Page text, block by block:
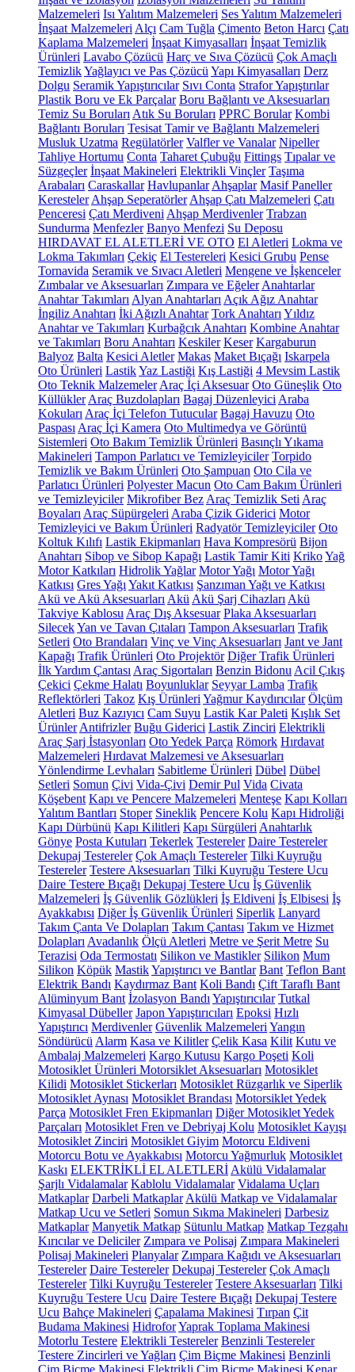
Malzemeleri Isı Yalıtım Malzemeleri Ses Yalıtım Malzemeleri
İnşaat Malzemeleri Alçı Cam Tuğla Çimento Beton Harcı Çatı
Kaplama Malzemeleri İnşaat Kimyasalları İnşaat Temizlik
Ürünleri Lavabo Çözücü Harç ve Sıva Çözücü Çok Amaçlı
TemizlikYağlayıcı ve Pas Çözücü Yapı Kimyasalları Derz
Dolgu Seramik Yapıştırıcılar Sıvı Conta Strafor Yapıştırılar
Plastik Boru ve Ek Parçalar Boru Bağlantı ve Aksesuarları
Temiz Su Boruları Atık Su Boruları PPRC Borular Kombi
Bağlantı Boruları Tesisat Tamir ve Bağlantı Malzemeleri
Musluk Uzatma Regülatörler Valfler ve Vanalar Nipeller
Tahliye Hortumu Conta Taharet Çubuğu Fittings Tıpalar ve
Süzgeçler İnşaat Makineleri Elektrikli Vinçler Taşıma
Arabaları Caraskallar Havlupanlar Ahşaplar Masif Paneller
Keresteler Ahşap Seperatörler Ahşap Çatı Malzemeleri Çatı
Penceresi Çatı Merdiveni Ahşap Merdivenler Trabzan
Sundurma Menfezler Banyo Menfezi Su Deposu
HIRDAVAT EL ALETLERİ VE OTO El Aletleri Lokma ve
Lokma Takımları Çekiç El Testereleri Kesici Grubu Pense
Tornavida Seramik ve Sıvacı Aletleri Mengene ve İşkenceler
Zımbalar ve Aksesuarları Zımpara ve Eğeler Anahtarlar
Anahtar Takımları Alyan Anahtarları Açık Ağız Anahtar
İngiliz Anahtarı İki Ağızlı Anahtar Tork Anahtarı Yıldız
Anahtar ve Takımları Kurbağcık Anahtarı Kombine Anahtar
ve Takımları Boru Anahtarı Keskiler Keser Kargaburun
Balyoz Balta Kesici Aletler Makas Maket Bıçağı Iskarpela
Oto Ürünleri LastikYaz Lastiği Kış Lastiği 4 Mevsim Lastik
Oto Teknik Malzemeler Araç İçi Aksesuar Oto Güneşlik Oto
Küllükler Araç Buzdolapları Bagaj Düzenleyici Araba
Kokuları Araç İçi Telefon Tutucular Bagaj Havuzu Oto
Paspası Araç İçi Kamera Oto Multimedya ve Görüntü
Sistemleri Oto Bakım Temizlik Ürünleri Basınçlı Yıkama
Makineleri Tampon Parlatıcı ve Temizleyiciler Torpido
Temizlik ve Bakım Ürünleri Oto Şampuan Oto Cila ve
Parlatıcı Ürünleri Polyester Macun Oto Cam Bakım Ürünleri
ve Temizleyiciler Mikrofiber Bez Araç Temizlik Seti Araç
Boyaları Araç Süpürgeleri Araba Çizik Giderici Motor
Temizleyici ve Bakım Ürünleri Radyatör Temizleyiciler Oto
Koltuk Kılıfı Lastik Ekipmanları Hava Kompresörü Bijon
Anahtarı Sibop ve Sibop Kapağı Lastik Tamir Kiti KrikoYağ
Motor Katkıları Hidrolik Yağlar Motor Yağı Motor Yağı
Katkısı Gres Yağı Yakıt Katkısı Şanzıman Yağı ve Katkısı
Akü ve Akü Aksesuarları Akü Akü Şarj Cihazları Akü
Takviye Kablosu Araç Dış Aksesuar Plaka Aksesuarları
SilecekYan ve Tavan Çıtaları Tampon Aksesuarları Trafik
Setleri Oto Brandaları Vinç ve Vinç Aksesuarları Jant ve Jant
Kapağı Trafik Ürünleri Oto Projektör Diğer Trafik Ürünleri
İlk Yardım Çantası Araç Sigortaları Benzin Bidonu Acil Çıkış
Çekici Çekme Halatı Boyunluklar Seyyar Lamba Trafik
Reflektörleri Takoz Kış Ürünleri Yağmur Kaydırıcılar Ölçüm
Aletleri Buz Kazıyıcı Cam Suyu Lastik Kar Paleti Kışlık Set
Ürünler Antifrizler Buğu Giderici Lastik Zinciri Elektrikli
Araç Şarj İstasyonları Oto Yedek Parça Römork Hırdavat
Malzemeleri Hırdavat Malzemesi ve Aksesuarları
Yönlendirme Levhaları Sabitleme Ürünleri Dübel Dübel
Setleri Somun Çivi Vida-Çivi Demir Pul Vida Civata
Köşebent Kapı ve Pencere Malzemeleri Menteşe Kapı Kolları
Yalıtım Bantları Stoper Sineklik Pencere Kolu Kapı Hidroliği
Kapı Dürbünü Kapı Kilitleri Kapı Sürgüleri Anahtarlık
Gönye Posta Kutuları Tekerlek Testereler Daire Testereler
Dekupaj Testereler Çok Amaçlı Testereler Tilki Kuyruğu
Testereler Testere Aksesuarları Tilki Kuyruğu Testere Ucu
Daire Testere Bıçağı Dekupaj Testere Ucu İş Güvenlik
Malzemeleri İş Güvenlik Gözlükleri İş Eldiveni İş Elbisesi İş
Ayakkabısı Diğer İş Güvenlik Ürünleri Siperlik Lanyard
Takım Çanta Ve Dolapları Takım Çantası Takım ve Hizmet
Dolapları Avadanlık Ölçü Aletleri Metre ve Şerit Metre Su
Terazisi Oda Termostatı Silikon ve Mastikler Silikon Mum
Silikon Köpük MastikYapıştırıcı ve Bantlar Bant Teflon Bant
Elektrik Bandı Kaydırmaz Bant Koli Bandı Çift Taraflı Bant
Alüminyum Bant İzolasyon Bandı Yapıştırıcılar Tutkal
Kimyasal Dübeller Japon Yapıştırıcıları Epoksi Hızlı
Yapıştırıcı Merdivenler Güvenlik Malzemeleri Yangın
Söndürücü Alarm Kasa ve Kilitler Çelik Kasa Kilit Kutu ve
Ambalaj Malzemeleri Kargo Kutusu Kargo Poşeti Koli
Motosiklet Ürünleri Motorsiklet Aksesuarları Motosiklet
Kilidi Motosiklet Stickerları Motosiklet Rüzgarlık ve Siperlik
Motosiklet Aynası Motosiklet Brandası Motorsiklet Yedek
Parça Motosiklet Fren Ekipmanları Diğer Motosiklet Yedek
Parçaları Motosiklet Fren ve Debriyaj Kolu Motosiklet Kayışı
Motosiklet Zinciri Motosiklet Giyim Motorcu Eldiveni
Motorcu Botu ve Ayakkabısı Motorcu Yağmurluk Motosiklet
Kaskı ELEKTRİKLİ EL ALETLERİ Akülü Vidalamalar
Şarjlı Vidalamalar Kablolu Vidalamalar Vidalama Uçları
Matkaplar Darbeli Matkaplar Akülü Matkap ve Vidalamalar
Matkap Ucu ve Setleri Somun Sıkma Makineleri Darbesiz
Matkaplar Manyetik Matkap Sütunlu Matkap Matkap Tezgahı
Kırıcılar ve Deliciler Zımpara ve Polisaj Zımpara Makineleri
Polisaj Makineleri Planyalar Zımpara Kağıdı ve Aksesuarları
Testereler Daire Testereler Dekupaj Testereler Çok Amaçlı
Testereler Tilki Kuyruğu Testereler Testere Aksesuarları Tilki
Kuyruğu Testere Ucu Daire Testere Bıçağı Dekupaj Testere
Ucu Bahçe Makineleri Çapalama Makinesi Tırpan Çit
Budama Makinesi HidroforYaprak Toplama Makinesi
Motorlu Testere Elektrikli Testereler Benzinli Testereler
Testere Zincirleri ve Yağları Çim Biçme Makinesi Benzinli
Çim Biçme Makinesi Elektrikli Çim Biçme Makinesi Kenar